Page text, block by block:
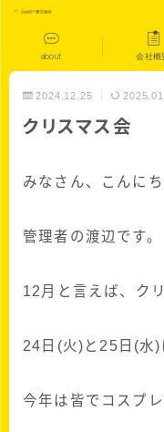
about 会社概
2024.12.25
クリスマス会
みなさん、こんに
管理者の渡辺です。
12月と言えば、ク
24日(火)と25日(水)
今年は皆でコスプ